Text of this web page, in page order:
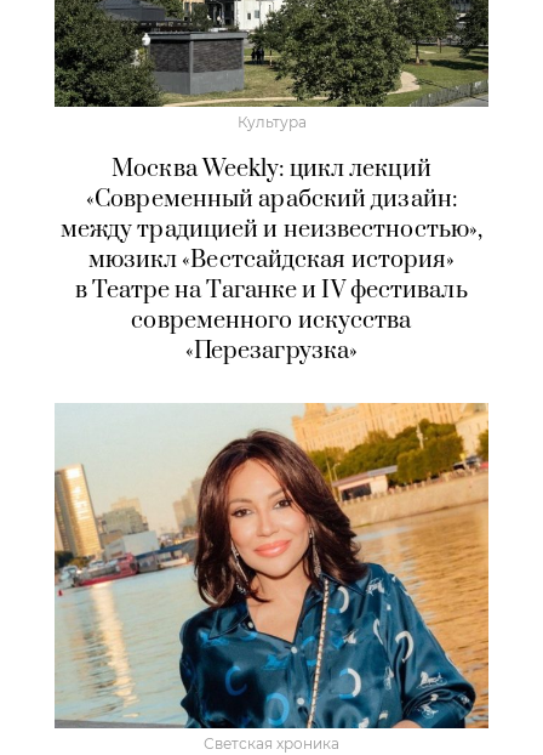
Культура
Москва Weekly: цикл лекций
«Современный арабский дизайн:
между традицией и неизвестностью»,
мюзикл «Вестсайдская история»
в Театре на Таганке и IV фестиваль
современного искусства
«Перезагрузка»
Светская хроника